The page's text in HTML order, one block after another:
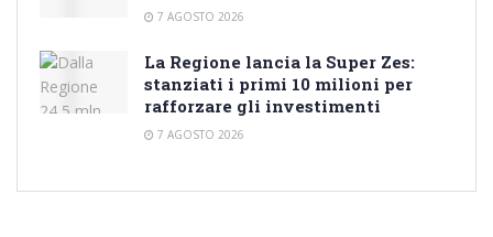
7 AGOSTO 2026
La Regione lancia la Super Zes:
stanziati i primi 10 milioni per
rafforzare gli investimenti
7 AGOSTO 2026